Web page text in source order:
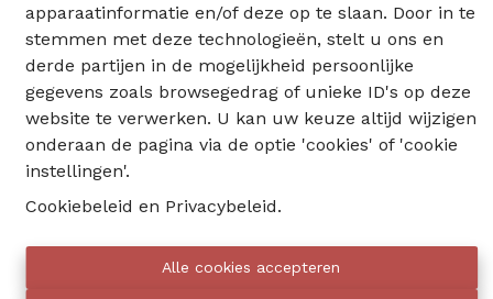
apparaatinformatie en/of deze op te slaan. Door in te
stemmen met deze technologieën, stelt u ons en
derde partijen in de mogelijkheid persoonlijke
gegevens zoals browsegedrag of unieke ID's op deze
website te verwerken. U kan uw keuze altijd wijzigen
onderaan de pagina via de optie 'cookies' of 'cookie
instellingen'.
Cookiebeleid en Privacybeleid.
Alle cookies accepteren
Door vanaf deze eerste stapbegeleid te worden
door een ervaren agent, zorgt u ervoor dat u de juiste
informatie verstrekt.
U bentoptimaal voorbereidop het bezoek van de
agent, de laatste stap in de taxatie van uw eigendom.